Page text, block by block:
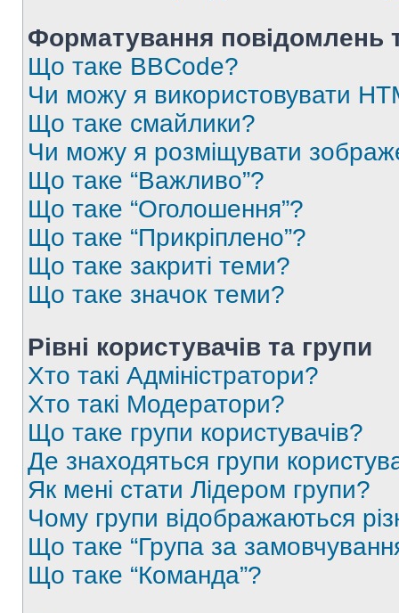
Форматування повідомлень
Що таке BBCode?
Чи можу я використовувати
Що таке смайлики?
Чи можу я розміщувати
Що таке “Важливо”?
Що таке “Оголошення”?
Що таке “Прикріплено”?
Що таке закриті теми?
Що таке значок теми?
Рівні користувачів та групи
Хто такі Адміністратори?
Хто такі Модератори?
Що таке групи користувачів?
Де знаходяться групи
Як мені стати Лідером групи?
Чому групи відображаються
Що таке “Група за
Що таке “Команда”?